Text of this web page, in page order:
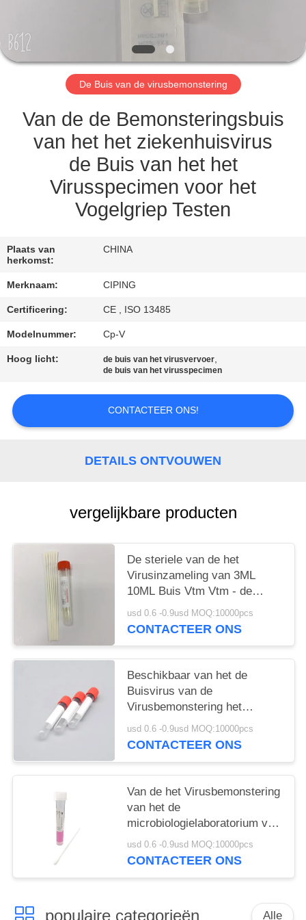
VERZOEK
EEN
CITAAT
SITEMAP
PRIVACY
POLICY
De Buis van de virusbemonstering
Van de de Bemonsteringsbuis
van het het ziekenhuisvirus
de Buis van het het
Virusspecimen voor het
Vogelgriep Testen
Plaats van
herkomst:
CHINA
Merknaam: CIPING
Certificering: CE , ISO 13485
Modelnummer: Cp-V
Hoog licht: de buis van het virusvervoer,
de buis van het virusspecimen
CONTACTEER ONS!
DETAILS ONTVOUWEN
vergelijkbare producten
De steriele van de het
Virusinzameling van 3ML
10ML Buis Vtm Vtm - de
Plastic Stokken van N met
Zwabber
usd 0.6 -0.9usd MOQ:10000pcs
CONTACTEER ONS
Beschikbaar van het de
Buisvirus van de
Virusbemonstering het
Vervoerbehoud voor covid-19
usd 0.6 -0.9usd MOQ:10000pcs
CONTACTEER ONS
Van de het Virusbemonstering
van het de
microbiologielaboratorium van
de de Buishand het Mond- en
klauw de Ziekte Testen
usd 0.6 -0.9usd MOQ:10000pcs
CONTACTEER ONS
populaire categorieën Alle